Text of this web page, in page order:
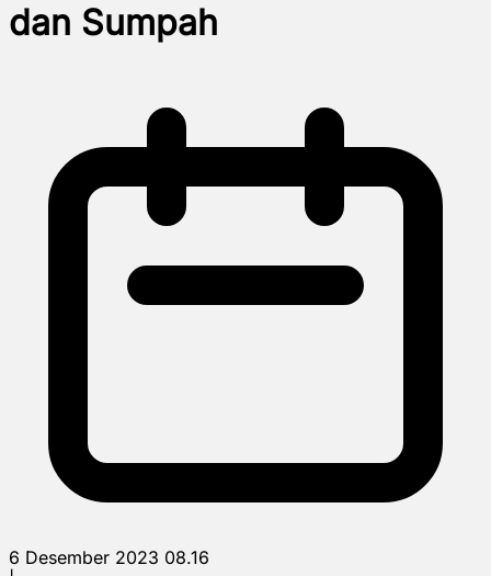
dan Sumpah
6 Desember 2023 08.16